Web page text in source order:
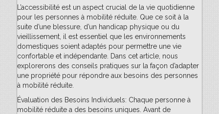
L’accessibilité est un aspect crucial de la vie quotidienne
pour les personnes à mobilité réduite. Que ce soit à la
suite d’une blessure, d’un handicap physique ou du
vieillissement, il est essentiel que les environnements
domestiques soient adaptés pour permettre une vie
confortable et indépendante. Dans cet article, nous
explorerons des conseils pratiques sur la façon d’adapter
une propriété pour répondre aux besoins des personnes
à mobilité réduite.
Évaluation des Besoins Individuels: Chaque personne à
mobilité réduite a des besoins uniques. Avant de